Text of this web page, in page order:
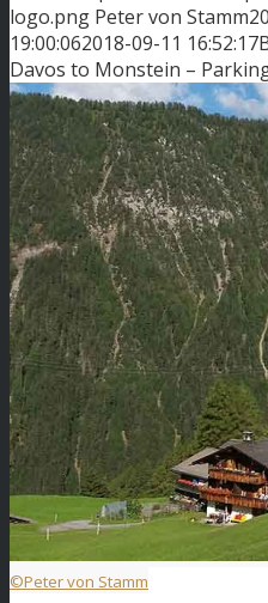
logo.png Peter von Stamm
19:00:062018-09-11 16:52:17
Davos to Monstein –
©Peter von Stamm